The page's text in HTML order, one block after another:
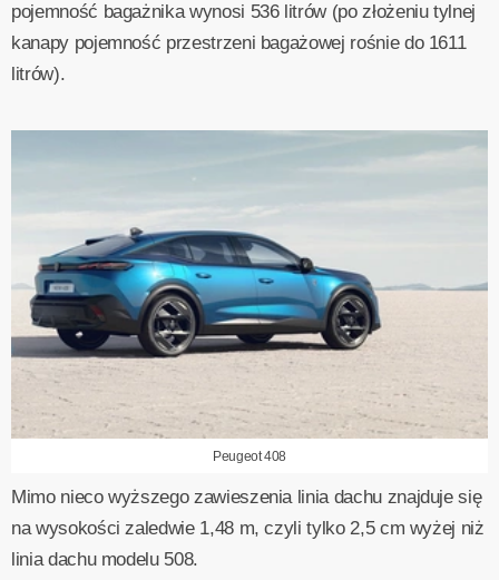
pojemność bagażnika wynosi 536 litrów (po złożeniu tylnej
kanapy pojemność przestrzeni bagażowej rośnie do 1611
litrów).
Peugeot 408
Mimo nieco wyższego zawieszenia linia dachu znajduje się
na wysokości zaledwie 1,48 m, czyli tylko 2,5 cm wyżej niż
linia dachu modelu 508.